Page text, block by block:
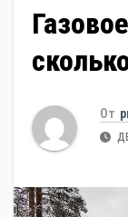
От